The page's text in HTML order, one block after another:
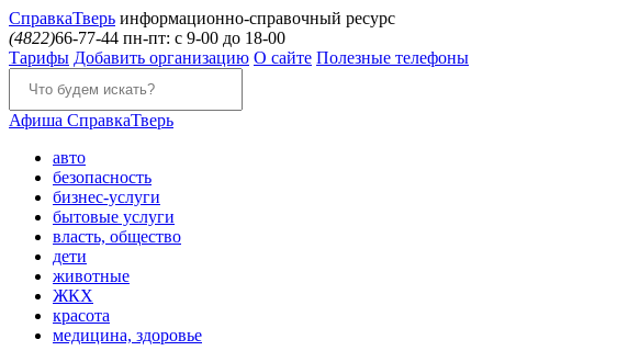
СправкаТверь информационно-справочный ресурс
(4822)66-77-44 пн-пт: с 9-00 до 18-00
Тарифы Добавить организацию О сайте Полезные телефоны
Афиша СправкаТверь
авто
безопасность
бизнес-услуги
бытовые услуги
власть, общество
дети
животные
ЖКХ
красота
медицина, здоровье